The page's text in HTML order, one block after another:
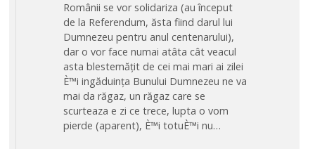
Românii se vor solidariza (au început
de la Referendum, ăsta fiind darul lui
Dumnezeu pentru anul centenarului),
dar o vor face numai atâta cât veacul
asta blestemățit de cei mai mari ai zilei
È™i ingăduința Bunului Dumnezeu ne va
mai da răgaz, un răgaz care se
scurteaza e zi ce trece, lupta o vom
pierde (aparent), È™i totuÈ™i nu…